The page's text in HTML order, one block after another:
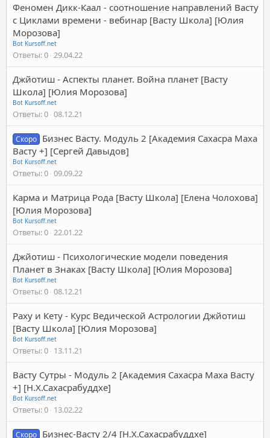
Феномен Дикк-Каал - соотношение направлений Васту
с Циклами времени - вебинар [Васту Школа] [Юлия
Морозова]
Bot Kursoff.net
Ответы 0 29.04.22
Джйотиш - Аспекты планет. Война планет [Васту
Школа] [Юлия Морозова]
Bot Kursoff.net
Ответы 0 08.12.21
Скоро Бизнес Васту. Модуль 2 [Академия Сахасра Маха
Васту +] [Сергей Давыдов]
Bot Kursoff.net
Ответы 0 09.09.22
Карма и Матрица Рода [Васту Школа] [Елена Чолохова]
[Юлия Морозова]
Bot Kursoff.net
Ответы 0 22.01.22
Джйотиш - Психологические модели поведения
Планет в Знаках [Васту Школа] [Юлия Морозова]
Bot Kursoff.net
Ответы 0 08.12.21
Раху и Кету - Курс Ведической Астрологии Джйотиш
[Васту Школа] [Юлия Морозова]
Bot Kursoff.net
Ответы 0 13.11.21
Васту Сутры - Модуль 2 [Академия Сахасра Маха Васту
+] [Н.Х.Сахасрабуддхе]
Bot Kursoff.net
Ответы 0 13.02.22
Скоро Бизнес-Васту 2/4 [Н.Х.Сахасрабуддхе]